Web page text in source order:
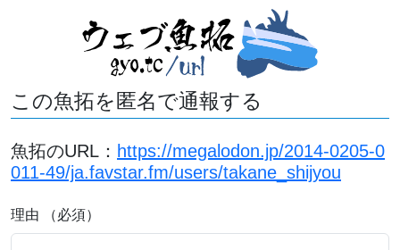
この魚拓を匿名で通報する
魚拓のURL： https://megalodon.jp/2014-0205-0
011-49/ja.favstar.fm/users/takane_shijyou
理由 （必須）